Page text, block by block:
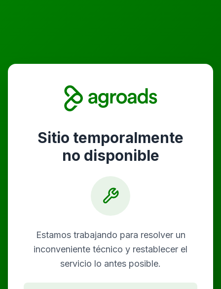
Sitio temporalmente
no disponible
Estamos trabajando para resolver un
inconveniente técnico y restablecer el
servicio lo antes posible.